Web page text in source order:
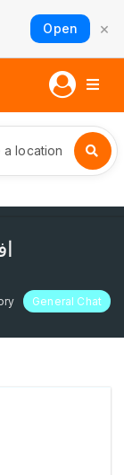
Open ×
a location
General Chat